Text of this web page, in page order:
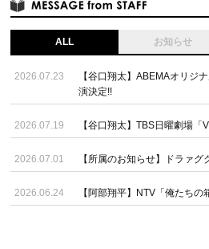
ALL お知らせ
2026.07.23
【谷口翔太】ABEMAオリジ
演決定!!
2026.07.19 【谷口翔太】TBS日曜劇場「
2026.07.01 【所属のお知らせ】ドラァグ
2026.06.24 【阿部翔平】NTV「俺たち